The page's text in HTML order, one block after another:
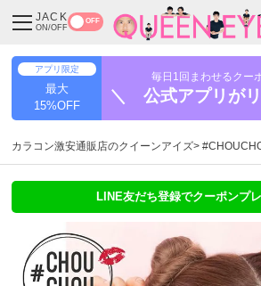
JACK
ON/OFF
OFF
アプリ限定
最大
15%OFF
毎日1回まわせるクー
＼ 公式アプリが
カラコン激安通販店のクイーンアイズ
LINE友だち登録でクーポンプ